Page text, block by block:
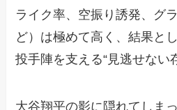
ライク率、空振り誘発、グ
ど）は極めて高く、結果と
投手陣を支える“見逃せない
大谷翔平の影に隠れてしま